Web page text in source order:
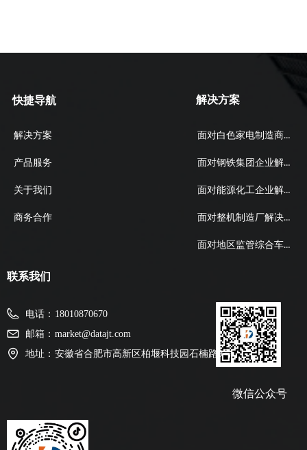
电话： 18010870670
邮箱： market@datajt.com
地址： 安徽省合肥市高新区柏堰科技园石楠路9号
联系我们
解决方案
产品服务
关于我们
商务合作
面对白色家电制造商解决方案
面对钢铁集团企业解决方案
面对能源化工企业解决方案
面对整机制造厂解决方案
面对地区监管综合车辆管理解决方案
解决方案
快捷导航
微信公众号